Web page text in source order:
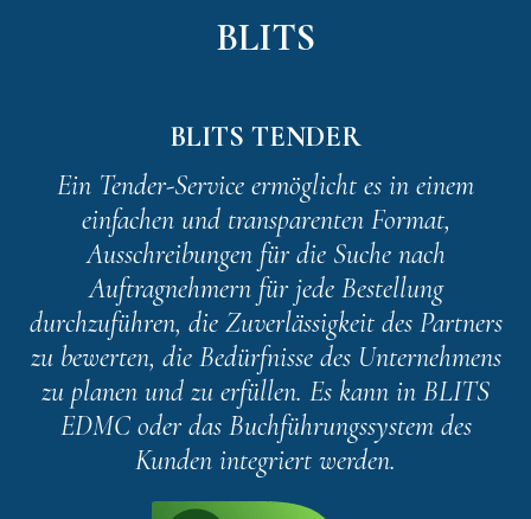
BLITS
BLITS TENDER
Ein Tender-Service ermöglicht es in einem
einfachen und transparenten Format,
Ausschreibungen für die Suche nach
Auftragnehmern für jede Bestellung
durchzuführen, die Zuverlässigkeit des Partners
zu bewerten, die Bedürfnisse des Unternehmens
zu planen und zu erfüllen. Es kann in BLITS
EDMC oder das Buchführungssystem des
Kunden integriert werden.